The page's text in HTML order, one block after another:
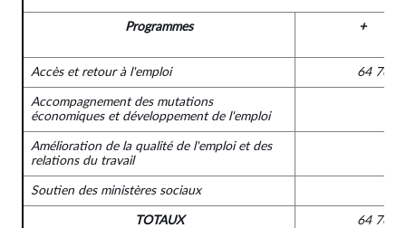
Programmes +
Accès et retour à l'emploi 64 767
Accompagnement des mutations
économiques et développement de l'emploi
Amélioration de la qualité de l'emploi et des
relations du travail
Soutien des ministères sociaux
TOTAUX 64 767